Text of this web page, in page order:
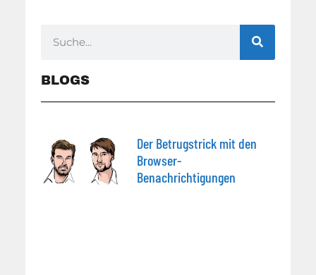
BLOGS
Der Betrugstrick mit den
Browser-
Benachrichtigungen